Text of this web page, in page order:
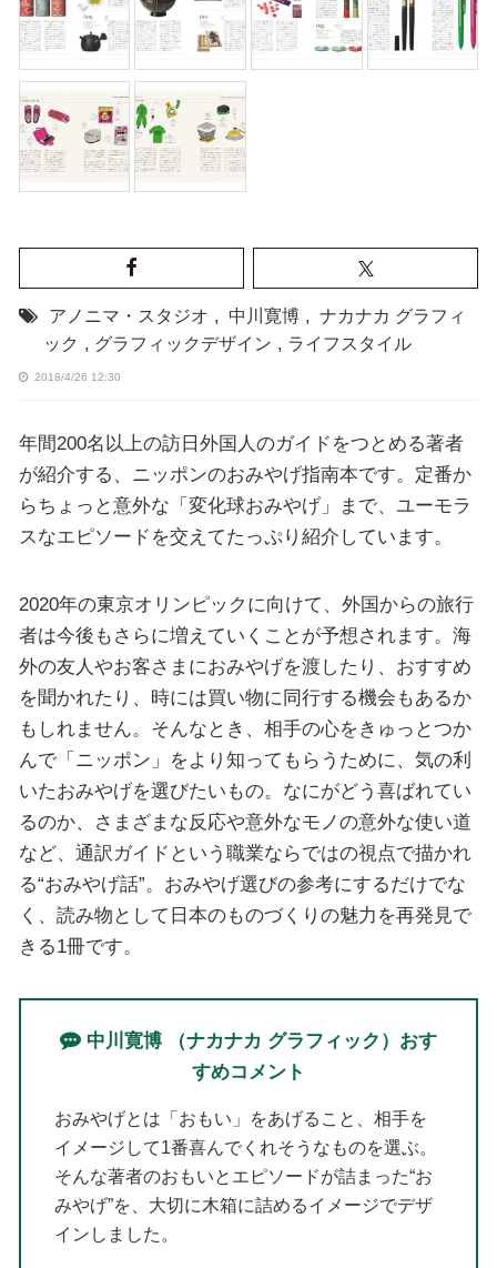
アノニマ・スタジオ , 中川寛博 , ナカナカ グラフィ
ック , グラフィックデザイン , ライフスタイル
2018/4/26 12:30
年間200名以上の訪日外国人のガイドをつとめる著者
が紹介する、ニッポンのおみやげ指南本です。定番か
らちょっと意外な「変化球おみやげ」まで、ユーモラ
スなエピソードを交えてたっぷり紹介しています。
2020年の東京オリンピックに向けて、外国からの旅行
者は今後もさらに増えていくことが予想されます。海
外の友人やお客さまにおみやげを渡したり、おすすめ
を聞かれたり、時には買い物に同行する機会もあるか
もしれません。そんなとき、相手の心をきゅっとつか
んで「ニッポン」をより知ってもらうために、気の利
いたおみやげを選びたいもの。なにがどう喜ばれてい
るのか、さまざまな反応や意外なモノの意外な使い道
など、通訳ガイドという職業ならではの視点で描かれ
る“おみやげ話”。おみやげ選びの参考にするだけでな
く、読み物として日本のものづくりの魅力を再発見で
きる1冊です。
中川寛博 （ナカナカ グラフィック）おす
すめコメント
おみやげとは「おもい」をあげること、相手を
イメージして1番喜んでくれそうなものを選ぶ。
そんな著者のおもいとエピソードが詰まった“お
みやげ”を、大切に木箱に詰めるイメージでデザ
インしました。